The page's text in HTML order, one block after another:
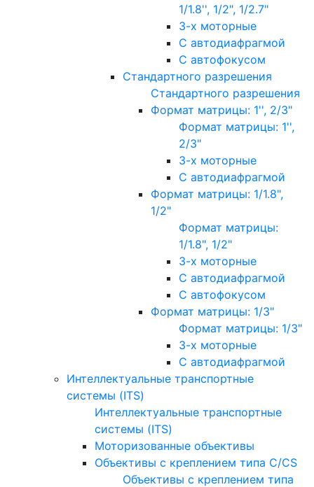
1/1.8'', 1/2", 1/2.7"
3-х моторные
С автодиафрагмой
С автофокусом
Стандартного разрешения
Стандартного разрешения
Формат матрицы: 1'', 2/3"
Формат матрицы: 1'',
2/3"
3-х моторные
С автодиафрагмой
Формат матрицы: 1/1.8",
1/2"
Формат матрицы:
1/1.8", 1/2"
3-х моторные
С автодиафрагмой
С автофокусом
Формат матрицы: 1/3"
Формат матрицы: 1/3"
3-х моторные
С автодиафрагмой
Интеллектуальные транспортные
системы (ITS)
Интеллектуальные транспортные
системы (ITS)
Моторизованные объективы
Объективы с креплением типа C/CS
Объективы с креплением типа